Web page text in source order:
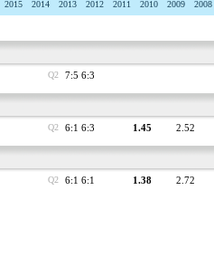
2015 2014 2013 2012 2011 2010 2009 2008
Q2 7:5 6:3
Q2 6:1 6:3 1.45 2.52
Q2 6:1 6:1 1.38 2.72